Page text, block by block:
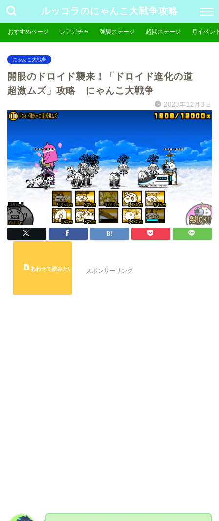
ルッコラのにゃんこ大戦争攻略
おすすめページ レアガチャ 強襲ステージ 超獣ステージ 月イベン
にゃんこ大戦争
開眼のドロイド襲来！「ドロイド進化の道
超激ムズ」攻略 にゃんこ大戦争
2023年12月3日
スポンサーリンク